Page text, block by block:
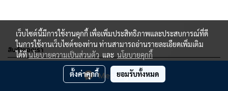
Message Us
สินค้าของเรา
เว็บไซต์นี้มีการใช้งานคุกกี้ เพื่อเพิ่มประสิทธิภาพและประสบการณ์ที่ดี
ในการใช้งานเว็บไซต์ของท่าน ท่านสามารถอ่านรายละเอียดเพิ่มเติม
ได้ที่นโยบายความเป็นส่วนตัว และ นโยบายคุกกี้
ตั้งค่าคุกกี้ ยอมรับทั้งหมด